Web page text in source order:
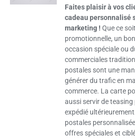
Faites plaisir à vos
cadeau personnalisé
marketing ! Que ce
promotionnelle, un
occasion spéciale ou
commerciales
postales sont une
générer du trafic en
commerce. La carte
aussi servir de
expédié
postales
offres spéciales et